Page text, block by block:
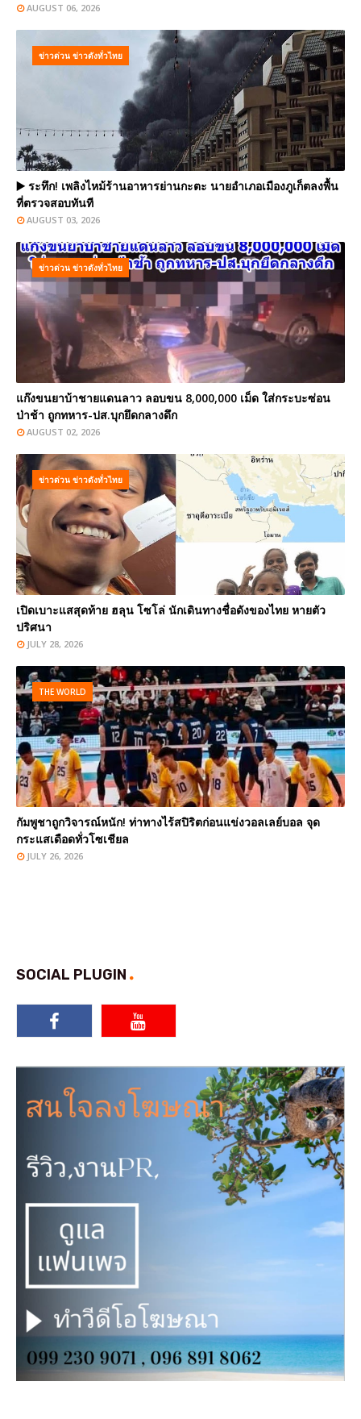
AUGUST 06, 2026
ข่าวด่วน ข่าวดังทั่วไทย
▶️ ระทึก! เพลิงไหม้ร้านอาหารย่านกะตะ นายอำเภอเมืองภูเก็ตลงพื้น
ที่ตรวจสอบทันที
AUGUST 03, 2026
ข่าวด่วน ข่าวดังทั่วไทย
แก๊งขนยาบ้าชายแดนลาว ลอบขน 8,000,000 เม็ด ใส่กระบะซ่อน
ป่าช้า ถูกทหาร-ปส.บุกยึดกลางดึก
AUGUST 02, 2026
ข่าวด่วน ข่าวดังทั่วไทย
เปิดเบาะแสสุดท้าย ฮลุน โซโล่ นักเดินทางชื่อดังของไทย หายตัว
ปริศนา
JULY 28, 2026
THE WORLD
กัมพูชาถูกวิจารณ์หนัก! ท่าทางไร้สปิริตก่อนแข่งวอลเลย์บอล จุด
กระแสเดือดทั่วโซเชียล
JULY 26, 2026
SOCIAL PLUGIN